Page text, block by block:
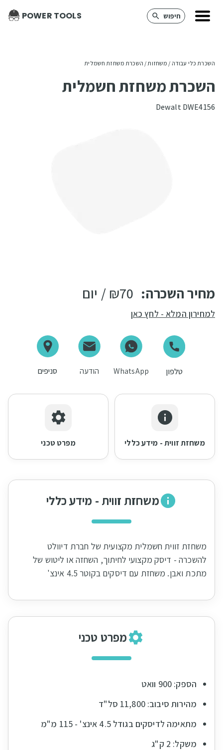
חיפוש POWER TOOLS
השכרת כלי עבודה / משחזות / השכרת משחזת חשמלית
השכרת משחזת חשמלית
Dewalt DWE4156
מחיר השכרה: ₪70 / יום
למחירון המלא - לחץ כאן
טלפון WhatsApp הודעה סניפים
משחזת זווית - מידע כללי מפרט טכני
משחזת זווית - מידע כללי
משחזת זווית חשמלית מקצועית של חברת דיוולט
להשכרה - דיסק מקצועי לחיתוך, השחזה או ליטוש של
מתכת ואבן. משחזת עם דיסקים בקוטר 4.5 אינצ'
מפרט טכני
הספק: 900 וואט
מהירות סיבוב: 11,800 סל"ד
מתאימה לדיסקים בגודל 4.5 אינצ' - 115 מ"מ
משקל: 2 ק"ג